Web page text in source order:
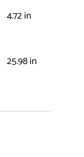
4.72 in
25.98 in